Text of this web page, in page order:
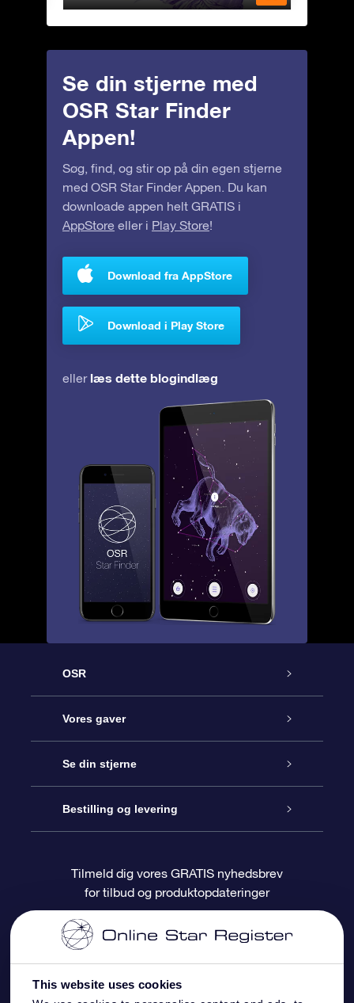
This website uses cookies
Se din stjerne med
OSR Star Finder
Appen!
Søg, find, og stir op på din egen stjerne
med OSR Star Finder Appen. Du kan
downloade appen helt GRATIS i
AppStore eller i Play Store!
Download fra AppStore
Download i Play Store
eller læs dette blogindlæg
OSR
Kundeservice
Kontakt os
Bloggen
Anmeldelser
Vores gaver
Online Stjernegave
OSR Gavepakke
OSR Gavekortet
Firmagaver
Se din stjerne
Star Register
Personliggjort Stjerneside
One Million Stars
OSR Stjerne-pauseskærm
Bestilling og levering
Betalingsinformation
Forsendelsesoplysninger
Returpolitik
Tilmeld dig vores GRATIS nyhedsbrev
for tilbud og produktopdateringer